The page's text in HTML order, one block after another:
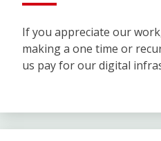
If you appreciate our
making a one time or
us pay for our digital